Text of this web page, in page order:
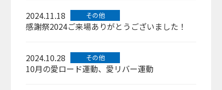
2024.11.18 その他
感謝祭2024ご来場ありがとうございました！
2024.10.28 その他
10月の愛ロード運動、愛リバー運動